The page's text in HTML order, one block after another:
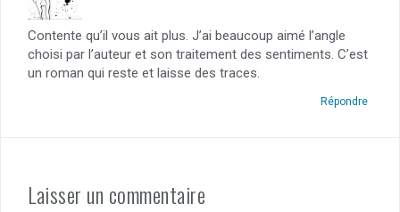
Contente qu’il vous ait plus. J’ai beaucoup aimé l’angle
choisi par l’auteur et son traitement des sentiments. C’est
un roman qui reste et laisse des traces.
Répondre
Laisser un commentaire